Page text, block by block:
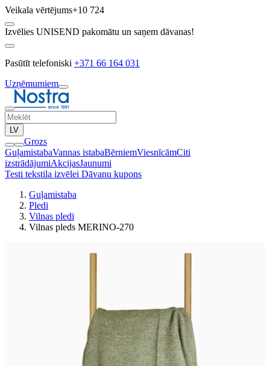
Veikala vērtējums+10 724
Izvēlies UNISEND pakomātu un saņem dāvanas!
Pasūtīt telefoniski +371 66 164 031
Uzņēmumiem
LV
Grozs
GuļamistabaVannas istabaBērniemViesnīcāmCiti
izstrādājumiAkcijasJaunumi
Testi tekstila izvēlei Dāvanu kupons
Guļamistaba
Pledi
Vilnas pledi
Vilnas pleds MERINO-270